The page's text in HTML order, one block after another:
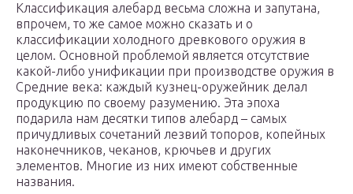
Классификация алебард весьма сложна и запутана,
впрочем, то же самое можно сказать и о
классификации холодного древкового оружия в
целом. Основной проблемой является отсутствие
какой-либо унификации при производстве оружия в
Средние века: каждый кузнец-оружейник делал
продукцию по своему разумению. Эта эпоха
подарила нам десятки типов алебард – самых
причудливых сочетаний лезвий топоров, копейных
наконечников, чеканов, крючьев и других
элементов. Многие из них имеют собственные
названия.